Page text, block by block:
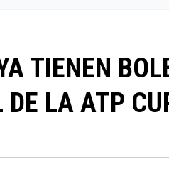
TIENEN
DE LA ATP